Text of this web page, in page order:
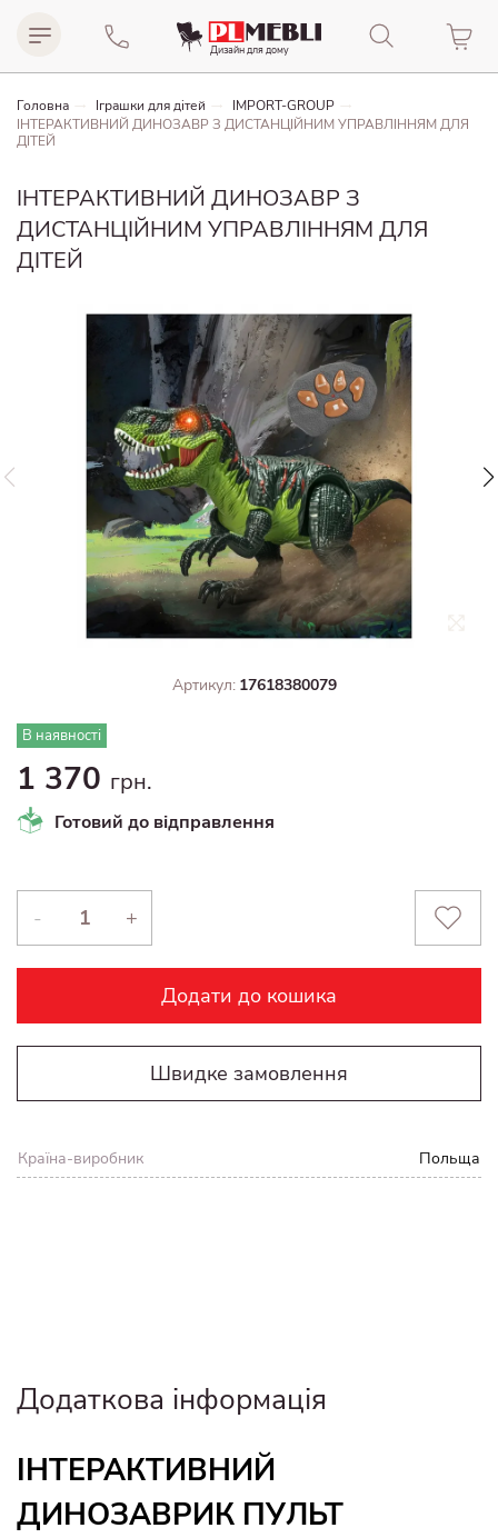
Дизайн для домy
Головна Іграшки для дітей
IMPORT-GROUP
ІНТЕРАКТИВНИЙ ДИНОЗАВР З ДИСТАНЦІЙНИМ УПРАВЛІННЯМ ДЛЯ
ДІТЕЙ
ІНТЕРАКТИВНИЙ ДИНОЗАВР З
ДИСТАНЦІЙНИМ УПРАВЛІННЯМ ДЛЯ
ДІТЕЙ
Артикул: 17618380079
В наявності
1 370 грн.
Готовий до відправлення
- +
Додати до кошика
Швидке замовлення
Країна-виробник Польща
Додаткова інформація
ІНТЕРАКТИВНИЙ
ДИНОЗАВРИК ПУЛЬТ